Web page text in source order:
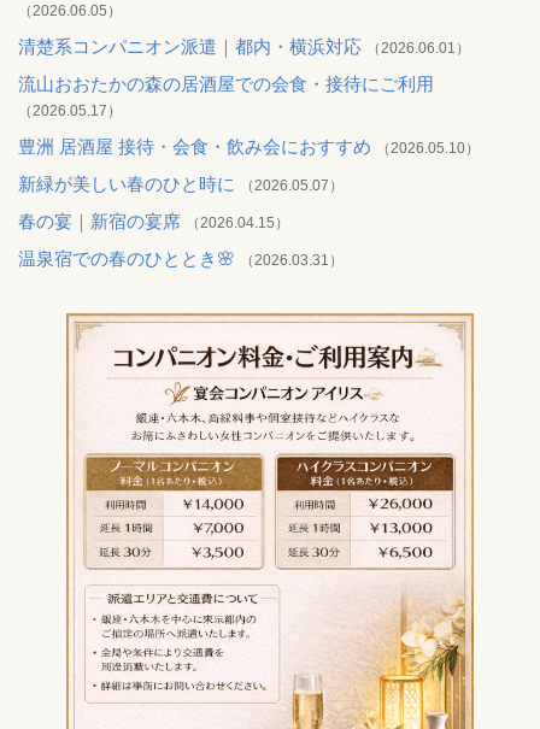
（2026.06.05）
清楚系コンパニオン派遣｜都内・横浜対応 （2026.06.01）
流山おおたかの森の居酒屋での会食・接待にご利用
（2026.05.17）
豊洲 居酒屋 接待・会食・飲み会におすすめ （2026.05.10）
新緑が美しい春のひと時に （2026.05.07）
春の宴｜新宿の宴席 （2026.04.15）
温泉宿での春のひととき🌸 （2026.03.31）